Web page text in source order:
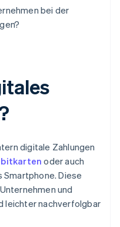
bei der
digitale Zahlungen
oder auch
Smartphone. Diese
und
leichter nachverfolgbar